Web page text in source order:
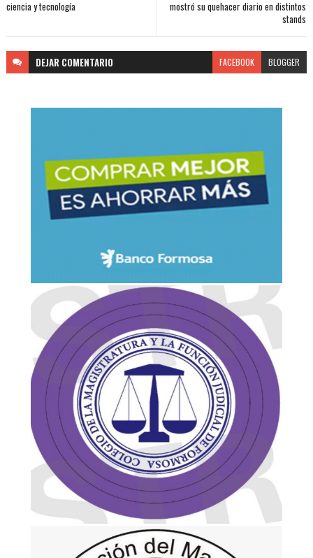
mostró su quehacer diario en distintos
stands
ciencia y tecnología
DEJAR COMENTARIO FACEBOOK BLOGGER